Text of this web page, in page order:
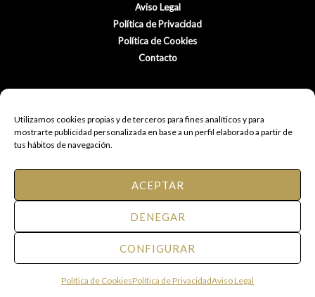
Utilizamos cookies propias y de terceros para fines analíticos y para
mostrarte publicidad personalizada en base a un perfil elaborado a partir de
tus hábitos de navegación.
ACEPTAR
DENEGAR
CONFIGURAR
Política de CookiesPolítica de PrivacidadAviso Legal
Aviso Legal
Política de Privacidad
Política de Cookies
Contacto
Todos los derechos reservados.
Web diseñda por Eventos Posiciona